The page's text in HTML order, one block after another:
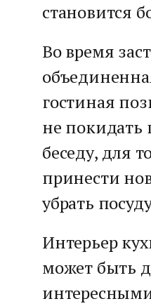
становится
Во время
гостиная
не покидать
беседу, для
принести
убрать
Интерьер
может быть